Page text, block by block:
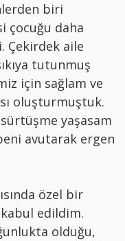
biri
çocuğu daha
Çekirdek aile
tutunmuş
için sağlam ve
oluşturmuştuk.
yaşasam
avutarak ergen
özel bir
edildim.
olduğu,